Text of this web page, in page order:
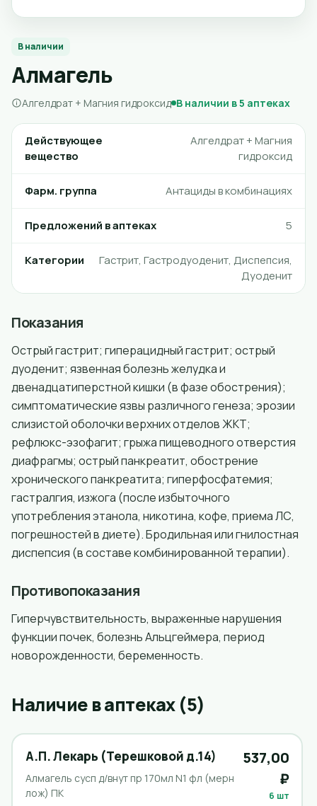
В наличии
Алмагель
Алгелдрат + Магния гидроксид В наличии в 5 аптеках
Действующее
вещество
Алгелдрат + Магния
гидроксид
Фарм. группа Антациды в комбинациях
Предложений в аптеках 5
Категории
Гастрит, Гастродуоденит, Диспепсия,
Дуоденит
Показания
Острый гастрит; гиперацидный гастрит; острый
дуоденит; язвенная болезнь желудка и
двенадцатиперстной кишки (в фазе обострения);
симптоматические язвы различного генеза; эрозии
слизистой оболочки верхних отделов ЖКТ;
рефлюкс-эзофагит; грыжа пищеводного отверстия
диафрагмы; острый панкреатит, обострение
хронического панкреатита; гиперфосфатемия;
гастралгия, изжога (после избыточного
употребления этанола, никотина, кофе, приема ЛС,
погрешностей в диете). Бродильная или гнилостная
диспепсия (в составе комбинированной терапии).
Противопоказания
Гиперчувствительность, выраженные нарушения
функции почек, болезнь Альцгеймера, период
новорожденности, беременность.
Наличие в аптеках (5)
А.П. Лекарь (Терешковой д.14)
Алмагель сусп д/внут пр 170мл N1 фл (мерн
лож) ПК
537,00
₽
6 шт